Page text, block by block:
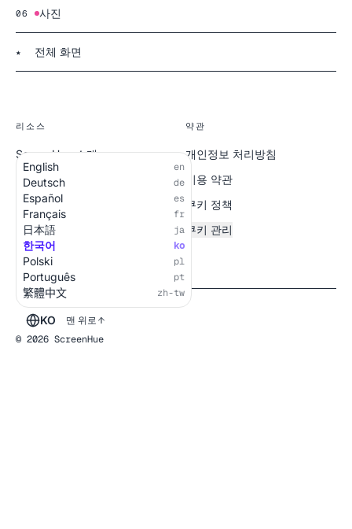
06 사진
★ 전체 화면
리소스
ScreenHue 소개
전체 화면
약관
개인정보 처리방침
이용 약관
쿠키 정책
쿠키 관리
© 2026 ScreenHue
KO
English en
Deutsch de
Español es
Français fr
日本語 ja
한국어 ko
Polski pl
Português pt
繁體中文 zh-tw
맨 위로